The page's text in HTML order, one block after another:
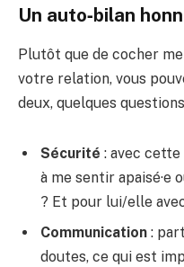
Un auto‑bilan
Plutôt que de cocher
votre relation, vous
deux, quelques
Sécurité : avec cette
à me sentir apaisé·e
? Et pour lui/elle
Communication :
doutes, ce qui est